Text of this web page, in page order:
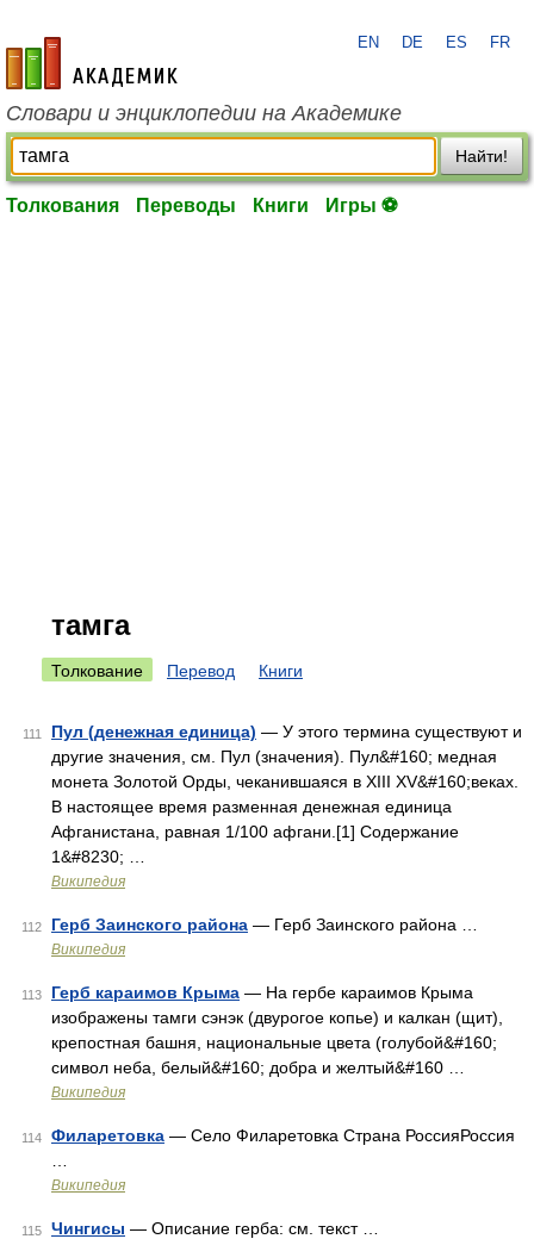
academic.ru
EN DE ES FR
Словари и энциклопедии на Академике
Найти!
Толкования Переводы Книги Игры ⚽
тамга
Толкование Перевод Книги
111 Пул (денежная единица) — У этого термина существуют и
другие значения, см. Пул (значения). Пул&#160; медная
монета Золотой Орды, чеканившаяся в XIII XV&#160;веках.
В настоящее время разменная денежная единица
Афганистана, равная 1/100 афгани.[1] Содержание
1&#8230; …
Википедия
112 Герб Заинского района — Герб Заинского района …
Википедия
113 Герб караимов Крыма — На гербе караимов Крыма
изображены тамги сэнэк (двурогое копье) и калкан (щит),
крепостная башня, национальные цвета (голубой&#160;
символ неба, белый&#160; добра и желтый&#160 …
Википедия
114 Филаретовка — Село Филаретовка Страна РоссияРоссия
Википедия
115 Чингисы — Описание герба: см. текст …